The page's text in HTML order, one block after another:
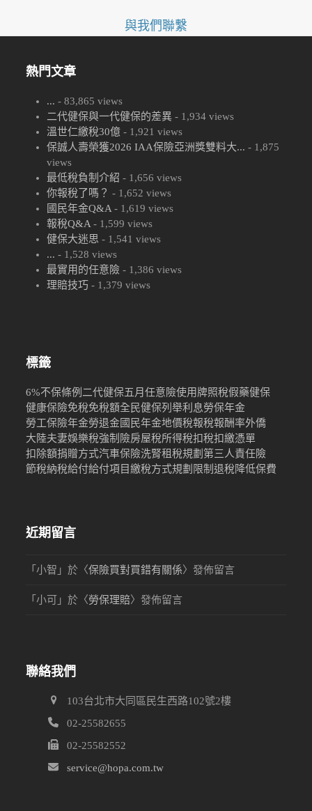
與我們聯繫
熱門文章
... - 83,865 views
二代健保與一代健保的差異 - 1,934 views
溫世仁繳稅30億 - 1,921 views
保誠人壽榮獲2026 IAA保險亞洲獎雙料大... - 1,875
views
最低稅負制介紹 - 1,656 views
你報稅了嗎？ - 1,652 views
國民年金Q&A - 1,619 views
報稅Q&A - 1,599 views
健保大迷思 - 1,541 views
... - 1,528 views
最實用的任意險 - 1,386 views
理賠技巧 - 1,379 views
標籤
6%不保條例 二代健保五月任意險使用牌照稅假藥健保
健康保險免稅免稅額全民健保列舉利息勞保年金
勞工保險年金勞退金國民年金地價稅報稅報酬率外僑
大陸夫妻娛樂稅強制險房屋稅所得稅扣稅扣繳憑單
扣除額捐贈方式汽車保險洗腎租稅規劃 第三人責任險
節稅納稅給付給付項目繳稅方式規劃限制退稅降低保費
近期留言
「小智 」於〈保險買對買錯有關係〉發佈留言
「小可 」於〈勞保理賠〉發佈留言
聯絡我們
103台北市大同區民生西路102號2樓
02-25582655
02-25582552
service@hopa.com.tw